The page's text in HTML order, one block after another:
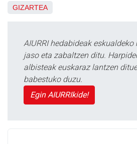
GIZARTEA
AIURRI hedabideak
jaso eta zabaltzen ditu.
albisteak euskaraz lantzen
babestuko duzu.
Egin AIURRIkide!